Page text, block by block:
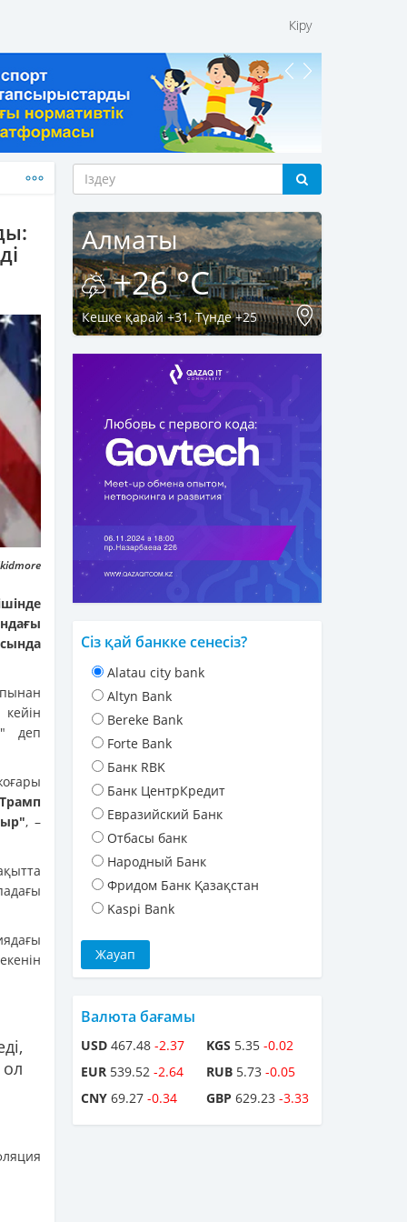
Кіру
деп
, –
Алматы
+26 °C
Кешке қарай +31, Түнде +25
Сіз қай банкке сенесіз?
Alatau city bank
Altyn Bank
Bereke Bank
Forte Bank
Банк RBK
Банк ЦентрКредит
Евразийский Банк
Отбасы банк
Народный Банк
Фридом Банк Қазақстан
Kaspi Bank
Валюта бағамы
USD 467.48 -2.37
EUR 539.52 -2.64
CNY 69.27 -0.34
KGS 5.35 -0.02
RUB 5.73 -0.05
GBP 629.23 -3.33